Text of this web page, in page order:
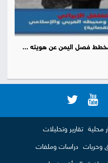
محلية تقارير وتحليلات
وحريات دراسات وملفات